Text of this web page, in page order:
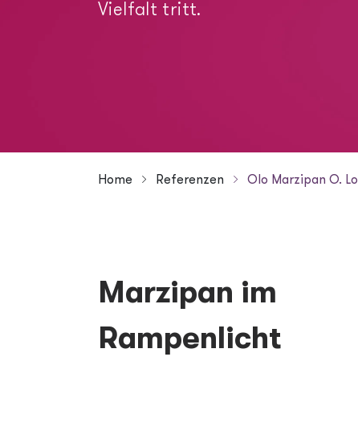
Vielfalt tritt.
Breadcrumb
Home Referenzen Olo Marzipan O.
Marzipan im
Rampenlicht